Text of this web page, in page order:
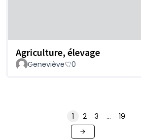
Agriculture, élevage
Geneviève 0
1 2 3 … 19